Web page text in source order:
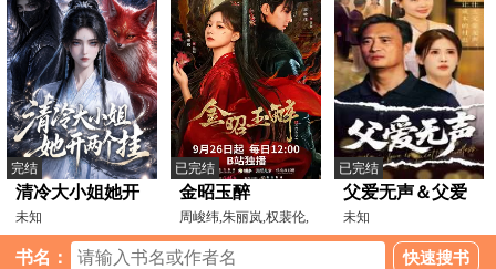
完结
清冷大小姐她开
两个挂
未知
已完结
金昭玉醉
周峻纬,朱丽岚,权裴伦,
曹赛亚,徐轸轸,谭盐
已完结
父爱无声＆父爱
如山恩如海
未知
书名：